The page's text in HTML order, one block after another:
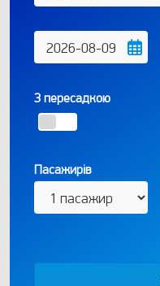
З пересадкою
Пасажирів